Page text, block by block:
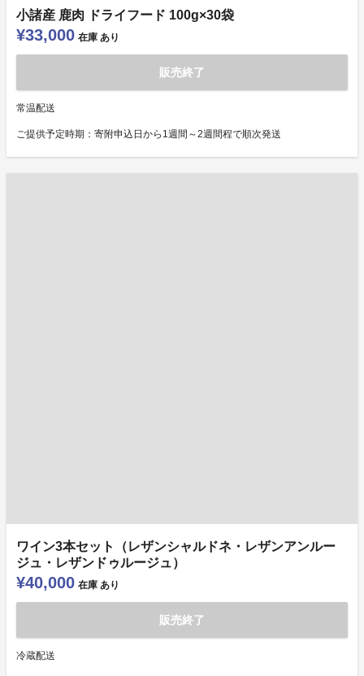
小諸産 鹿肉 ドライフード 100g×30袋
¥33,000 在庫 あり
販売終了
常温配送
ご提供予定時期：寄附申込日から1週間～2週間程で順次発送
ワイン3本セット（レザンシャルドネ・レザンアンルー
ジュ・レザンドゥルージュ）
¥40,000 在庫 あり
販売終了
冷蔵配送